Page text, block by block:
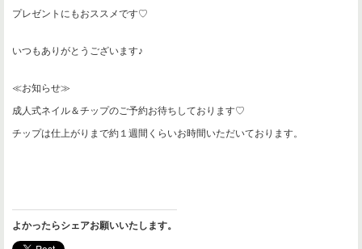
プレゼントにもおススメです♡
いつもありがとうございます♪
≪お知らせ≫
成人式ネイル＆チップのご予約お待ちしております♡
チップは仕上がりまで約１週間くらいお時間いただいております。
よかったらシェアお願いいたします。